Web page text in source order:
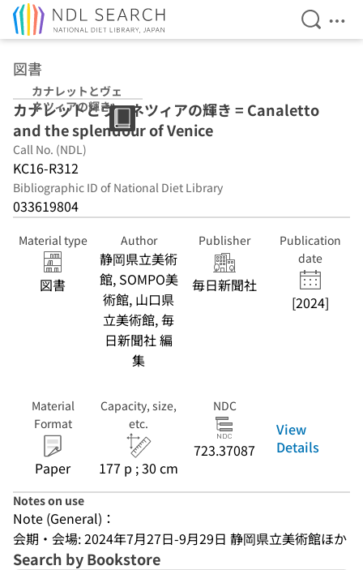
Open
図書
カナレットとヴェ
ネツィアの輝き
カナレットとヴェネツィアの輝き = Canaletto
and the splendour of Venice
Call No. (NDL)
KC16-R312
Bibliographic ID of National Diet Library
033619804
Material type
図書
Author
静岡県立美術
館, SOMPO美
術館, 山口県
立美術館, 毎
日新聞社 編
集
Publisher
毎日新聞社
Publication
date
[2024]
Material
Format
Paper
Capacity, size,
etc.
177 p ; 30 cm
NDC
723.37087
View
Details
Notes on use
Note (General)：
会期・会場: 2024年7月27日-9月29日 静岡県立美術館ほか
Search by Bookstore